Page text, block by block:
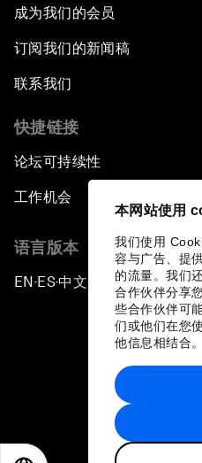
本网站使用
我们使用
容与广告、提
的流量。我们
合作伙伴分享
些合作伙伴可
们或他们在您
他信息相结合。
成为我们的会员
订阅我们的新闻稿
联系我们
快捷链接
论坛可持续性
工作机会
语言版本
EN ▪ES▪中文▪ 日本語
站